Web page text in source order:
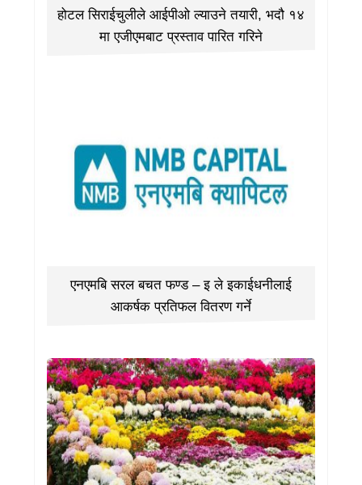
होटल सिराईचुलीले आईपीओ ल्याउने तयारी, भदौ १४
मा एजीएमबाट प्रस्ताव पारित गरिने
एनएमबि सरल बचत फण्ड – इ ले इकाईधनीलाई
आकर्षक प्रतिफल वितरण गर्ने